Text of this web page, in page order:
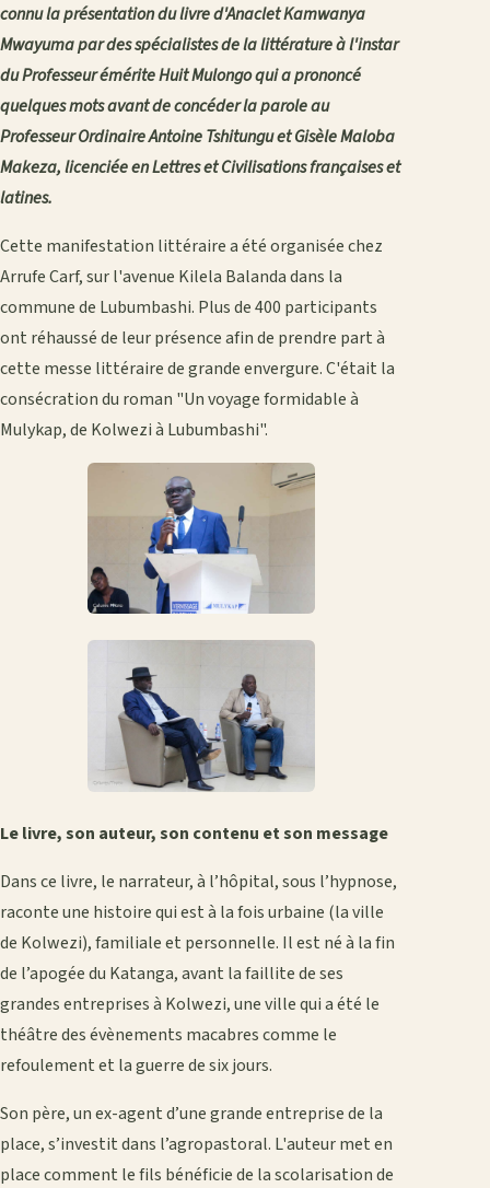
connu la présentation du livre d'Anaclet Kamwanya
Mwayuma par des spécialistes de la littérature à l'instar
du Professeur émérite Huit Mulongo qui a prononcé
quelques mots avant de concéder la parole au
Professeur Ordinaire Antoine Tshitungu et Gisèle Maloba
Makeza, licenciée en Lettres et Civilisations françaises et
latines.
Cette manifestation littéraire a été organisée chez
Arrufe Carf, sur l'avenue Kilela Balanda dans la
commune de Lubumbashi. Plus de 400 participants
ont réhaussé de leur présence afin de prendre part à
cette messe littéraire de grande envergure. C'était la
consécration du roman "Un voyage formidable à
Mulykap, de Kolwezi à Lubumbashi".
Le livre, son auteur, son contenu et son message
Dans ce livre, le narrateur, à l’hôpital, sous l’hypnose,
raconte une histoire qui est à la fois urbaine (la ville
de Kolwezi), familiale et personnelle. Il est né à la fin
de l’apogée du Katanga, avant la faillite de ses
grandes entreprises à Kolwezi, une ville qui a été le
théâtre des évènements macabres comme le
refoulement et la guerre de six jours.
Son père, un ex-agent d’une grande entreprise de la
place, s’investit dans l’agropastoral. L'auteur met en
place comment le fils bénéficie de la scolarisation de